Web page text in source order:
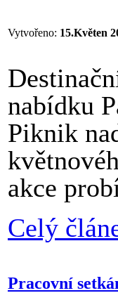
Vytvořeno: 15.Květen
nabídku
Piknik
akce
Celý
Pracovní